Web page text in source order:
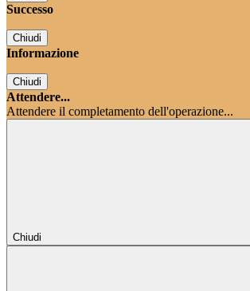
Successo
Chiudi
Informazione
Chiudi
Attendere...
Attendere il completamento dell'operazione...
Chiudi